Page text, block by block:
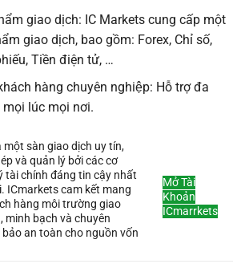
giao dịch: IC Markets cung cấp một
giao dịch, bao gồm: Forex, Chỉ số,
Tiền điện tử, …
hàng chuyên nghiệp: Hỗ trợ đa
lúc mọi nơi.
một sàn giao dịch uy tín,
và quản lý bởi các cơ
tài chính đáng tin cậy nhất
ICmarkets cam kết mang
hàng môi trường giao
minh bạch và chuyên
bảo an toàn cho nguồn vốn
Mở Tài
Khoản
ICmarrkets